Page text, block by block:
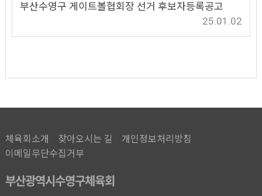
부산수영구 게이트볼협회장 선거 후보자등록공고
25.01.02
체육회소개 찾아오시는 길
개인정보처리방침
이메일무단수집거부
부산광역시수영구체육회